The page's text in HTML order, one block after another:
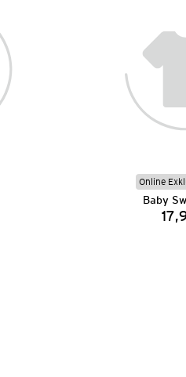
Online
Baby